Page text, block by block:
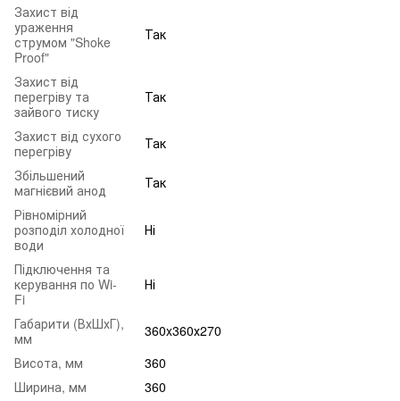
Захист від
ураження
струмом "Shoke
Proof"
Так
Захист від
перегріву та
зайвого тиску
Так
Захист від сухого
перегріву
Так
Збільшений
магнієвий анод
Так
Рівномірний
розподіл холодної
води
Ні
Підключення та
керування по Wi-
Fi
Ні
Габарити (ВхШхГ),
мм
360x360х270
Висота, мм
360
Ширина, мм
360